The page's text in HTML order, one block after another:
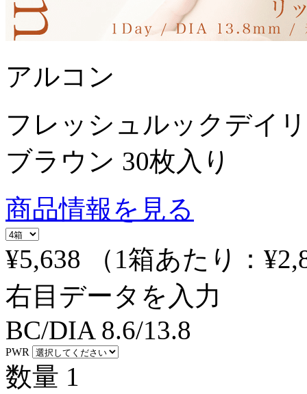
アルコン
フレッシュルックデイ
ブラウン 30枚入り
商品情報を見る
¥5,638
（1箱あたり：
右目データを入力
BC/DIA 8.6/13.8
PWR
数量 1